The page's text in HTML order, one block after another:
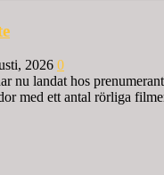
2026 0
nu landat hos
med ett antal rörliga